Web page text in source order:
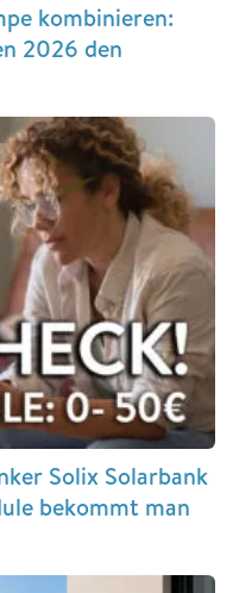
kombinieren:
2026 den
Solix Solarbank
bekommt man